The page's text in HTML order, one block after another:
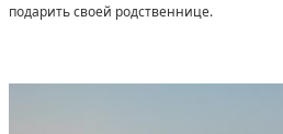
подарить своей родственнице.